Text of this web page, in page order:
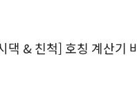
댁 & 친척] 호칭 계산기